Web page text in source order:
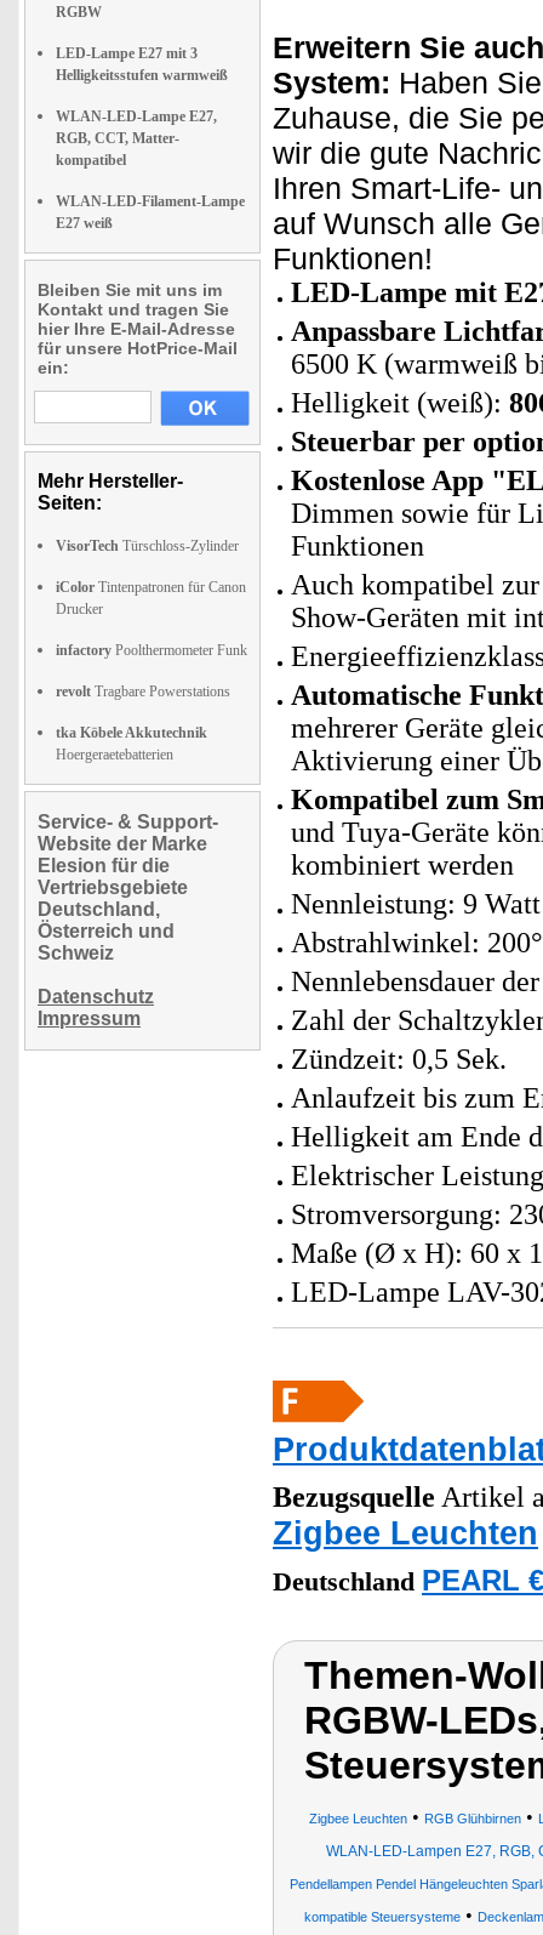
RGBW
LED-Lampe E27 mit 3
Helligkeitsstufen warmweiß
WLAN-LED-Lampe E27,
RGB, CCT, Matter-
kompatibel
WLAN-LED-Filament-Lampe
E27 weiß
Bleiben Sie mit uns im
Kontakt und tragen Sie
hier Ihre E-Mail-Adresse
für unsere HotPrice-Mail
ein:
Mehr Hersteller-
Seiten:
VisorTech Türschloss-Zylinder
iColor Tintenpatronen für Canon
Drucker
infactory Poolthermometer Funk
revolt Tragbare Powerstations
tka Köbele Akkutechnik
Hoergeraetebatterien
Service- & Support-
Website der Marke
Elesion für die
Vertriebsgebiete
Deutschland,
Österreich und
Schweiz
Datenschutz
Impressum
Erweitern Sie
System: Haben
Zuhause, die Sie
wir die gute
Ihren Smart-Life-
auf Wunsch alle
Funktionen!
LED-Lampe mit
Anpassbare
6500 K (warmweiß
Helligkeit (weiß):
Steuerbar per
Kostenlose App
Dimmen sowie für
Funktionen
Auch kompatibel
Show-Geräten mit
Automatische
mehrerer Geräte
Aktivierung einer
Kompatibel zum
und Tuya-Geräte
kombiniert werden
Nennleistung: 9
Abstrahlwinkel: 200°
Nennlebensdauer
Zahl der
Zündzeit: 0,5 Sek.
Anlaufzeit bis zum
Helligkeit am Ende
Elektrischer
Stromversorgung:
Maße (Ø x H): 60 x
LED-Lampe LAV-
Bezugsquelle Artikel
Zigbee Leuchten
Deutschland PEARL
Themen-
RGBW-
Zigbee Leuchten • RGB Glühbirnen •
WLAN-LED-Lampen E27, RGB,
Pendellampen Pendel Hängeleuchten
kompatible Steuersysteme •